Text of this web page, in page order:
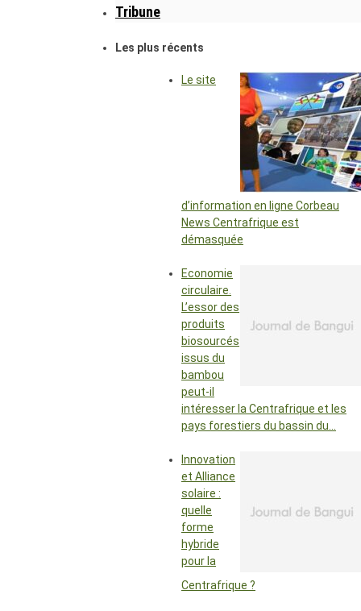
Tribune
Les plus récents
Le site
d’information en ligne Corbeau
News Centrafrique est
démasquée
Economie
circulaire.
L’essor des
produits
biosourcés
issus du
bambou
peut-il
intéresser la Centrafrique et les
pays forestiers du bassin du…
Innovation
et Alliance
solaire :
quelle
forme
hybride
pour la
Centrafrique ?